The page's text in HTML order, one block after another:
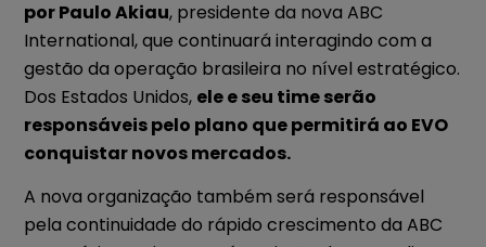
por Paulo Akiau, presidente da nova ABC
International, que continuará interagindo com a
gestão da operação brasileira no nível estratégico.
Dos Estados Unidos, ele e seu time serão
responsáveis pelo plano que permitirá ao EVO
conquistar novos mercados.
A nova organização também será responsável
pela continuidade do rápido crescimento da ABC